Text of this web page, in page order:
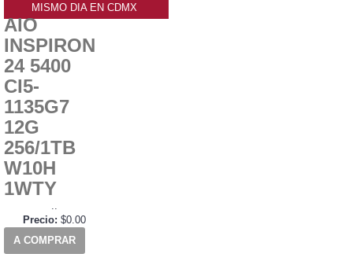
MISMO DIA EN CDMX
AIO
INSPIRON
24 5400
CI5-
1135G7
12G
256/1TB
W10H
1WTY
Precio: $0.00
A COMPRAR